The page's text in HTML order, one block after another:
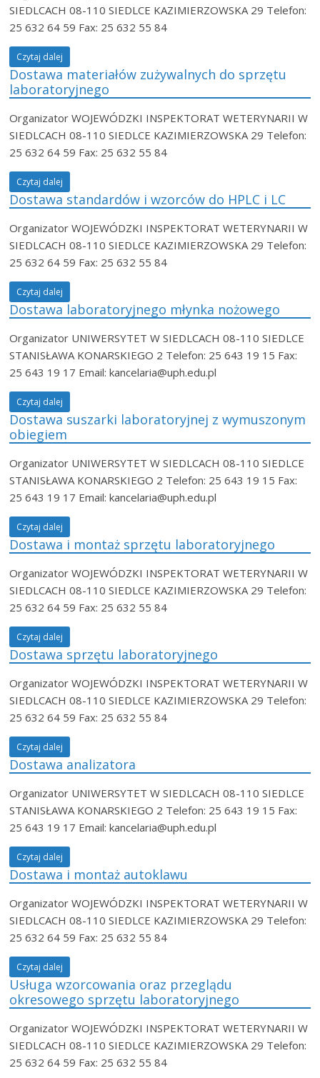
SIEDLCACH 08-110 SIEDLCE KAZIMIERZOWSKA 29 Telefon:
25 632 64 59 Fax: 25 632 55 84
Czytaj dalej
Dostawa materiałów zużywalnych do sprzętu
laboratoryjnego
Organizator WOJEWÓDZKI INSPEKTORAT WETERYNARII W
SIEDLCACH 08-110 SIEDLCE KAZIMIERZOWSKA 29 Telefon:
25 632 64 59 Fax: 25 632 55 84
Czytaj dalej
Dostawa standardów i wzorców do HPLC i LC
Organizator WOJEWÓDZKI INSPEKTORAT WETERYNARII W
SIEDLCACH 08-110 SIEDLCE KAZIMIERZOWSKA 29 Telefon:
25 632 64 59 Fax: 25 632 55 84
Czytaj dalej
Dostawa laboratoryjnego młynka nożowego
Organizator UNIWERSYTET W SIEDLCACH 08-110 SIEDLCE
STANISŁAWA KONARSKIEGO 2 Telefon: 25 643 19 15 Fax:
25 643 19 17 Email: kancelaria@uph.edu.pl
Czytaj dalej
Dostawa suszarki laboratoryjnej z wymuszonym
obiegiem
Organizator UNIWERSYTET W SIEDLCACH 08-110 SIEDLCE
STANISŁAWA KONARSKIEGO 2 Telefon: 25 643 19 15 Fax:
25 643 19 17 Email: kancelaria@uph.edu.pl
Czytaj dalej
Dostawa i montaż sprzętu laboratoryjnego
Organizator WOJEWÓDZKI INSPEKTORAT WETERYNARII W
SIEDLCACH 08-110 SIEDLCE KAZIMIERZOWSKA 29 Telefon:
25 632 64 59 Fax: 25 632 55 84
Czytaj dalej
Dostawa sprzętu laboratoryjnego
Organizator WOJEWÓDZKI INSPEKTORAT WETERYNARII W
SIEDLCACH 08-110 SIEDLCE KAZIMIERZOWSKA 29 Telefon:
25 632 64 59 Fax: 25 632 55 84
Czytaj dalej
Dostawa analizatora
Organizator UNIWERSYTET W SIEDLCACH 08-110 SIEDLCE
STANISŁAWA KONARSKIEGO 2 Telefon: 25 643 19 15 Fax:
25 643 19 17 Email: kancelaria@uph.edu.pl
Czytaj dalej
Dostawa i montaż autoklawu
Organizator WOJEWÓDZKI INSPEKTORAT WETERYNARII W
SIEDLCACH 08-110 SIEDLCE KAZIMIERZOWSKA 29 Telefon:
25 632 64 59 Fax: 25 632 55 84
Czytaj dalej
Usługa wzorcowania oraz przeglądu
okresowego sprzętu laboratoryjnego
Organizator WOJEWÓDZKI INSPEKTORAT WETERYNARII W
SIEDLCACH 08-110 SIEDLCE KAZIMIERZOWSKA 29 Telefon:
25 632 64 59 Fax: 25 632 55 84